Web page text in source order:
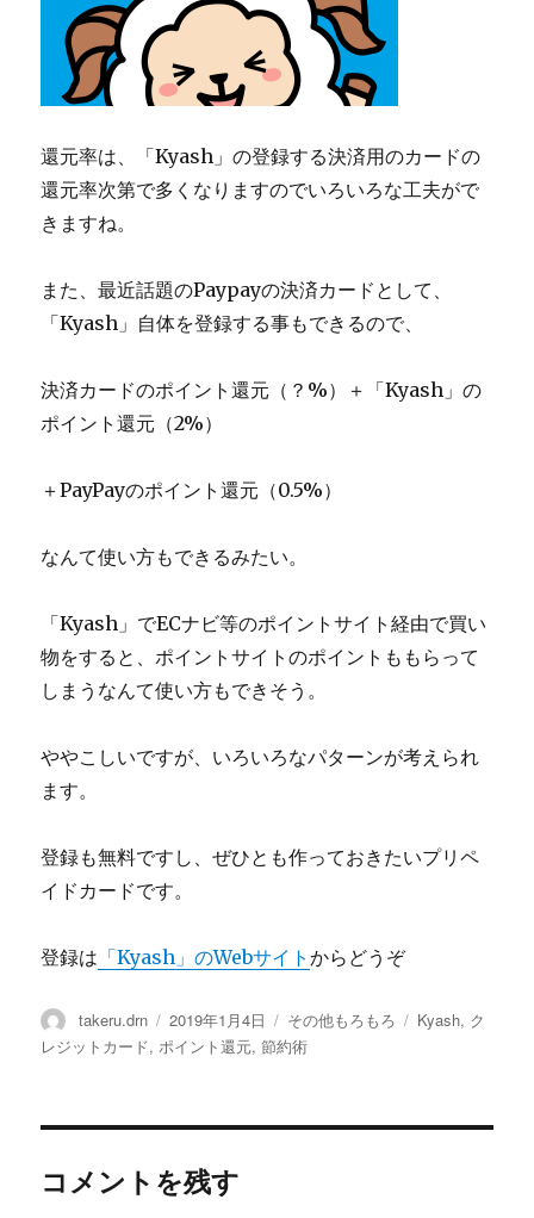
還元率は、「Kyash」の登録する決済用のカードの
還元率次第で多くなりますのでいろいろな工夫がで
きますね。
また、最近話題のPaypayの決済カードとして、
「Kyash」自体を登録する事もできるので、
決済カードのポイント還元（？%）＋「Kyash」の
ポイント還元（2%）
＋PayPayのポイント還元（0.5%）
なんて使い方もできるみたい。
「Kyash」でECナビ等のポイントサイト経由で買い
物をすると、ポイントサイトのポイントももらって
しまうなんて使い方もできそう。
ややこしいですが、いろいろなパターンが考えられ
ます。
登録も無料ですし、ぜひとも作っておきたいプリペ
イドカードです。
登録は 「Kyash」のWebサイトからどうぞ
投
稿
takeru.drn
投
稿
2019年1月4日
カ
テ
その他もろもろ
タ
Kyash, ク
レジットカード,ポイント還元,節約術
コメントを残す